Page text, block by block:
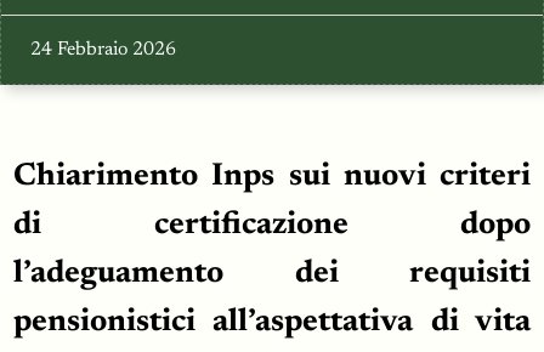
24 Febbraio 2026
Chiarimento Inps sui nuovi criteri
di certificazione dopo
l’adeguamento dei requisiti
pensionistici all’aspettativa di vita